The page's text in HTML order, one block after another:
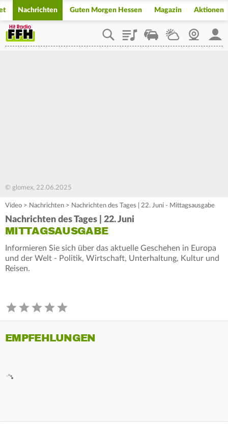
Nachrichten Guten Morgen Hessen Magazin Aktionen
PlaylistStaupilotWetterWebcam
© glomex, 22.06.2025
Video > Nachrichten > Nachrichten des Tages | 22. Juni - Mittagsausgabe
Nachrichten des Tages | 22. Juni
MITTAGSAUSGABE
Informieren Sie sich über das aktuelle Geschehen in Europa
und der Welt - Politik, Wirtschaft, Unterhaltung, Kultur und
Reisen.
EMPFEHLUNGEN